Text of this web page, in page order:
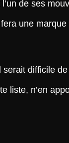
de ses
une
difficile
liste, n’en